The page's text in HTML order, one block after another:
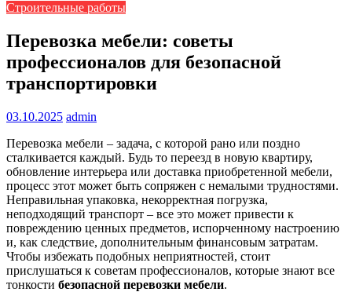
Строительные работы
Перевозка мебели: советы
профессионалов для безопасной
транспортировки
03.10.2025 admin
Перевозка мебели – задача, с которой рано или поздно
сталкивается каждый. Будь то переезд в новую квартиру,
обновление интерьера или доставка приобретенной мебели,
процесс этот может быть сопряжен с немалыми трудностями.
Неправильная упаковка, некорректная погрузка,
неподходящий транспорт – все это может привести к
повреждению ценных предметов, испорченному настроению
и, как следствие, дополнительным финансовым затратам.
Чтобы избежать подобных неприятностей, стоит
прислушаться к советам профессионалов, которые знают все
тонкости безопасной перевозки мебели.